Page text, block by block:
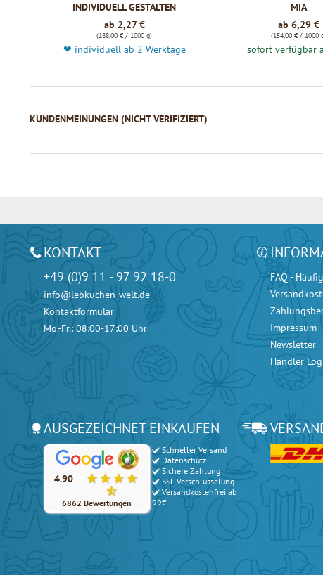
INDIVIDUELL GESTALTEN
ab 2,27 €
(188,00 € / 1000 g)
❤ individuell ab 2 Werktage
MIA
ab 6,29 €
(154,00 € / 1000
sofort verfügbar
KUNDENMEINUNGEN (NICHT VERIFIZIERT)
KONTAKT
+49 (0)9 11 - 97 92 18-0
info@lebkuchen-welt.de
Kontaktformular
Mo.-Fr.: 08:00-17:00 Uhr
FAQ -
Impressum
Newsletter
Händler
AUSGEZEICHNET EINKAUFEN
Unsere Kunden bewerten unsere Produkte und unseren
4.90
6862 Bewertungen
Schneller Versand
Datenschutz
Sichere Zahlung
SSL-Verschlüsselung
Versandkostenfrei ab
99€